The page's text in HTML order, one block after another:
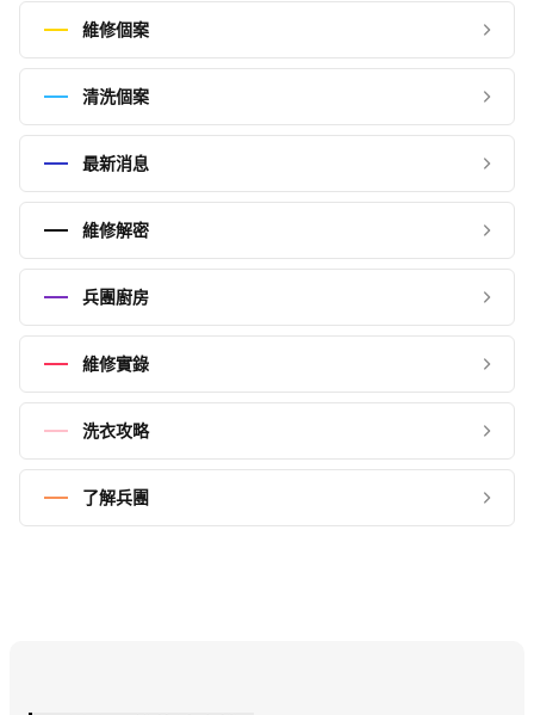
維修個案
清洗個案
最新消息
維修解密
兵團廚房
維修實錄
洗衣攻略
了解兵團